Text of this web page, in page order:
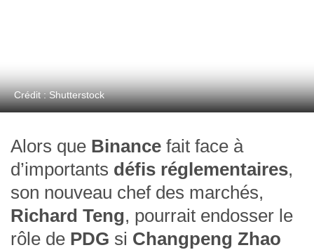
Crédit : Shutterstock
Alors que Binance fait face à
d’importants défis réglementaires,
son nouveau chef des marchés,
Richard Teng, pourrait endosser le
rôle de PDG si Changpeng Zhao